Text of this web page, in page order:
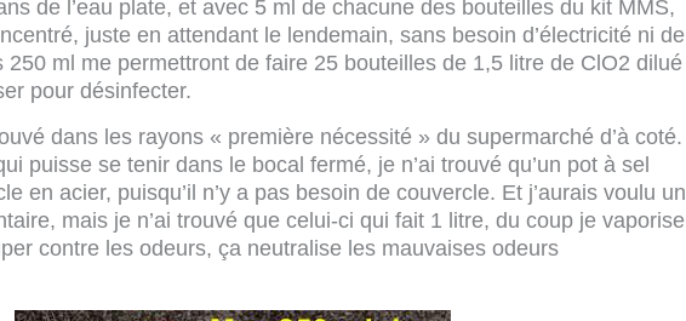
de l’eau plate, et avec 5 ml de chacune des bouteilles du kit MMS,
juste en attendant le lendemain, sans besoin d’électricité ni de
250 ml me permettront de faire 25 bouteilles de 1,5 litre de ClO2 dilué
pour désinfecter.
dans les rayons « première nécessité » du supermarché d’à coté.
puisse se tenir dans le bocal fermé, je n’ai trouvé qu’un pot à sel
en acier, puisqu’il n’y a pas besoin de couvercle. Et j’aurais voulu un
mais je n’ai trouvé que celui-ci qui fait 1 litre, du coup je vaporise
contre les odeurs, ça neutralise les mauvaises odeurs